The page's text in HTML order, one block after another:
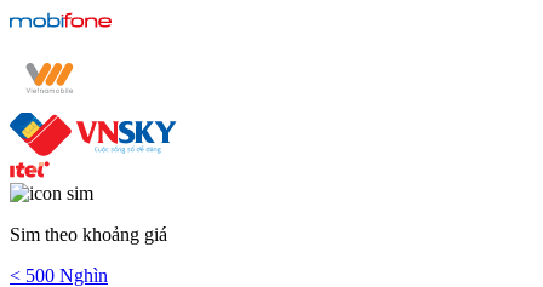
Sim theo khoảng giá
< 500 Nghìn